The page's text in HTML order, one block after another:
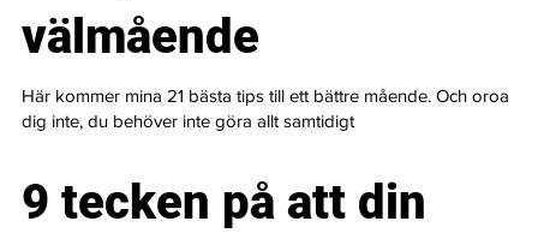
välmående
Här kommer mina 21 bästa tips till ett bättre mående. Och oroa
dig inte, du behöver inte göra allt samtidigt
9 tecken på att din